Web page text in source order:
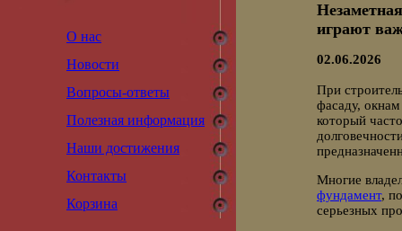
О нас
Новости
Вопросы-ответы
Полезная информация
Наши достижения
Контакты
Корзина
играют
02.06.2026
При
фасаду,
который
Многие
фундамент,
серьезных